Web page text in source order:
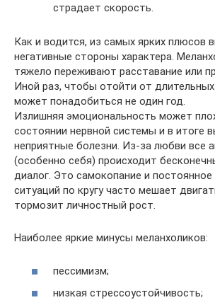
страдает скорость.
Как и водится, из самых ярких плюсов
негативные стороны характера.
тяжело переживают расставание или
Иной раз, чтобы отойти от
может понадобиться не один год.
Излишняя эмоциональность может
состоянии нервной системы и в итоге
неприятные болезни. Из-за любви все
(особенно себя) происходит
диалог. Это самокопание и постоянное
ситуаций по кругу часто мешает
тормозит личностный рост.
Наиболее яркие минусы меланхоликов:
пессимизм;
низкая стрессоустойчивость;